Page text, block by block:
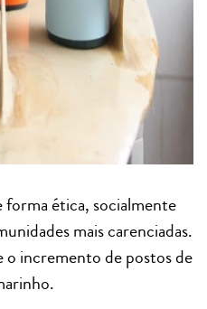
forma ética, socialmente
mais carenciadas.
incremento de postos de